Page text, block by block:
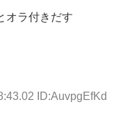
オラ付きだす
ID:AuvpgEfKd